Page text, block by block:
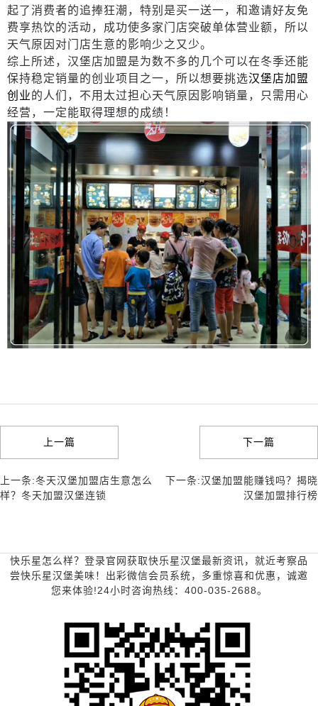
起了消费者的追捧狂潮，特别是买一送一，和邀请好友免
费享热饮的活动，成功使多家门店突破单体营业额，所以
天气原因对门店生意的影响少之又少。
综上所述，汉堡店加盟是为数不多的几个可以在冬季还能
保持稳定销量的创业项目之一，所以想要挑选汉堡店加盟
创业的人们，不用太过担心天气原因影响销量，只需用心
经营，一定能取得理想的成绩！
上一篇
上一条:冬天汉堡加盟店生意怎么
样？冬天加盟汉堡连锁
下一篇
下一条:汉堡加盟能赚钱吗？揭晓
汉堡加盟排行榜
快乐星怎么样？登录官网获取快乐星汉堡最新资讯，就近考察品
尝快乐星汉堡美味！出彩微信会员系统，多重惊喜和优惠，诚邀
您来体验!24小时咨询热线：400-035-2688。